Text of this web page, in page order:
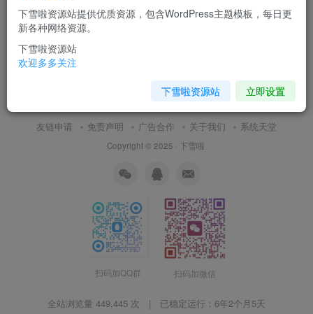
Debian/Ubuntu手工添加Swap
分区
日常随笔
12月13日 10:30
FreeBSD 分区的相关知识总结
友链申请 免责声明 广告合作 关于我们 系统天堂
Copyright © 2025 · 下雪啦
扫码加QQ群 扫码加微信
全站浏览量 449,445 次 | 已稳定运行： 6年2个月5天
下雪啦资源站提供优质资源，包含WordPress主题模板，每日更
新各种网络资源。
下雪啦资源站
欢迎多多关注
下雪啦资源站 立即设置